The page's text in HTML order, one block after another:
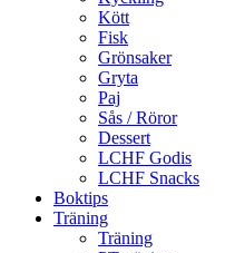
Kött
Fisk
Grönsaker
Gryta
Paj
Sås / Röror
Dessert
LCHF Godis
LCHF Snacks
Boktips
Träning
Träning